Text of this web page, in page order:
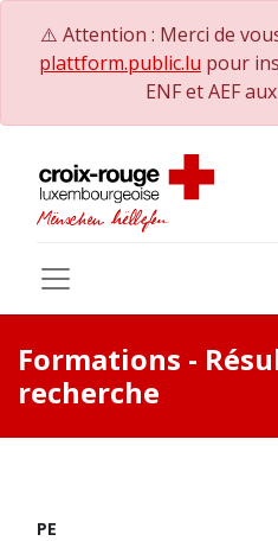
⚠️ Attention : Merci de
plattform.public.lu pour
ENF et AEF
Formations -
recherche
PE